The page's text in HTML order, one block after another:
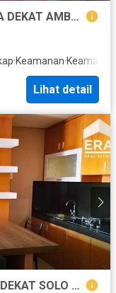
APARTEMEN DISEWAKAN DI JOGJA DEKAT AMBARUKMO PLAZA
·Keamanan·
Lihat detail
APARTEMEN DISEWAKAN DI SOLO DEKAT SOLO SQUARE MALL